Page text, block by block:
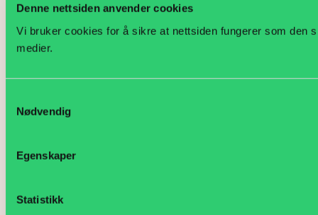
Denne nettsiden anvender cookies
Vi bruker cookies for å sikre at nettsiden fungerer som den
medier.
Nødvendig
Egenskaper
Statistikk